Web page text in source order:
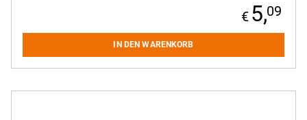
5,09
IN DEN WARENKORB